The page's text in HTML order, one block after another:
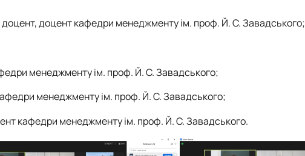
доцент, доцент кафедри менеджменту ім. проф. Й. С. Завадського;
менеджменту ім. проф. Й. С. Завадського;
менеджменту ім. проф. Й. С. Завадського;
кафедри менеджменту ім. проф. Й. С. Завадського.